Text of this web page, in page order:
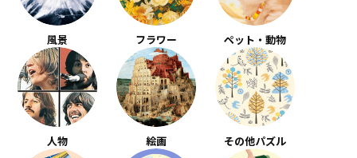
風景 フラワー ペット・動物
人物 絵画 その他パズル